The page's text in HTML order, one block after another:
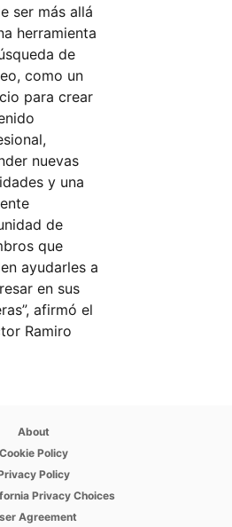
ser más allá
herramienta
de
como un
para crear
nuevas
y una
de
que
ayudarles a
en sus
afirmó el
Ramiro
About
Cookie Policy
Policy
Privacy Choices
Agreement